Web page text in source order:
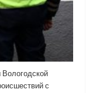
Вологодской
с